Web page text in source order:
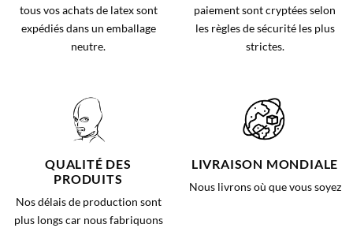
tous vos achats de latex sont
expédiés dans un emballage
neutre.
paiement sont cryptées selon
les règles de sécurité les plus
strictes.
QUALITÉ DES
PRODUITS
Nos délais de production sont
plus longs car nous fabriquons
LIVRAISON MONDIALE
Nous livrons où que vous soyez